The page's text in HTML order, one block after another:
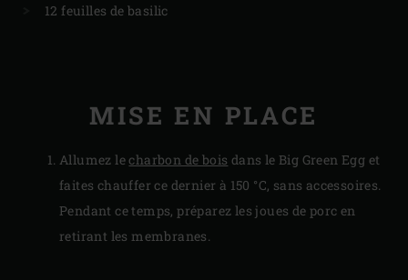
12 feuilles de basilic
MISE EN PLACE
Allumez lecharbon de bois dans le Big Green Egg et
faites chauffer ce dernier à 150 °C, sans accessoires.
Pendant ce temps, préparez les joues de porc en
retirant les membranes.